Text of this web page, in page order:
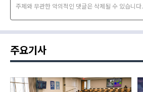
주제와 무관한 악의적인 댓글은 삭제될 수 있습니다.
주요기사